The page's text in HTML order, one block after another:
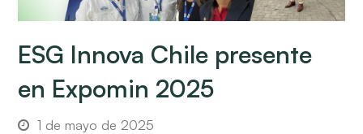
ESG Innova Chile presente
en Expomin 2025
1 de mayo de 2025